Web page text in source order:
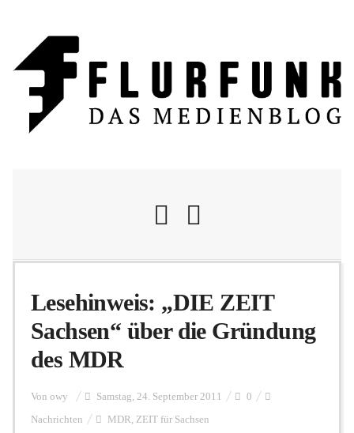
Nachrichten
Flurschelte
Personalien
Lesehinweis: „DIE ZEIT
Sachsen“ über die Gründung
des MDR
Von owy Samstag, 24. September 2011 0
Nachrichten MDR, ZEIT für Sachsen